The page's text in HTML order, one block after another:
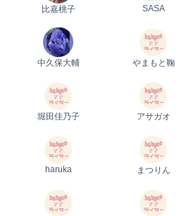
比嘉桃子 SASA
中久保大輔 やまもと鞠
堀田佳乃子 アサガオ
haruka まつりん